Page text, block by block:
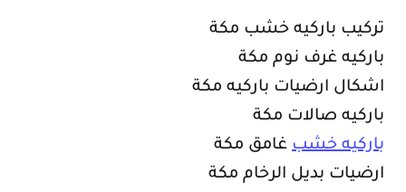
تركيب باركيه خشب مكة
باركيه غرف نوم مكة
اشكال ارضيات باركيه مكة
باركيه صالات مكة
باركيه خشب غامق مكة
ارضيات بديل الرخام مكة